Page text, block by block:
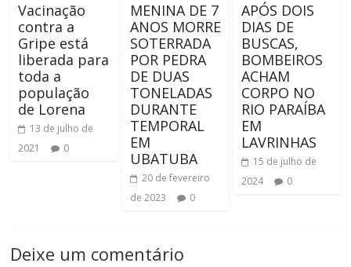
Vacinação
contra a
Gripe está
liberada para
toda a
população
de Lorena
13 de julho de
2021
0
MENINA DE 7
ANOS MORRE
SOTERRADA
POR PEDRA
DE DUAS
TONELADAS
DURANTE
TEMPORAL
EM
UBATUBA
20 de fevereiro
de 2023
0
APÓS DOIS
DIAS DE
BUSCAS,
BOMBEIROS
ACHAM
CORPO NO
RIO PARAÍBA
EM
LAVRINHAS
15 de julho de
2024
0
Deixe um comentário